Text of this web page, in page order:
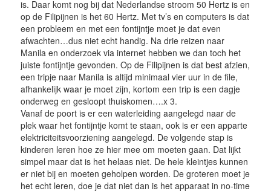
is. Daar komt nog bij dat Nederlandse stroom 50 Hertz is en
op de Filipijnen is het 60 Hertz. Met tv’s en computers is dat
een probleem en met een fontijntje moet je dat even
afwachten…dus niet echt handig. Na drie reizen naar
Manila en onderzoek via internet hebben we dan toch het
juiste fontijntje gevonden. Op de Filipijnen is dat best afzien,
een tripje naar Manila is altijd minimaal vier uur in de file,
afhankelijk waar je moet zijn, kortom een trip is een dagje
onderweg en gesloopt thuiskomen….x 3.
Vanaf de poort is er een waterleiding aangelegd naar de
plek waar het fontijntje komt te staan, ook is er een apparte
elektriciteitsvoorziening aangelegd. De volgende stap is
kinderen leren hoe ze hier mee om moeten gaan. Dat lijkt
simpel maar dat is het helaas niet. De hele kleintjes kunnen
er niet bij en moeten geholpen worden. De groteren moet je
het echt leren, doe je dat niet dan is het apparaat in no-time